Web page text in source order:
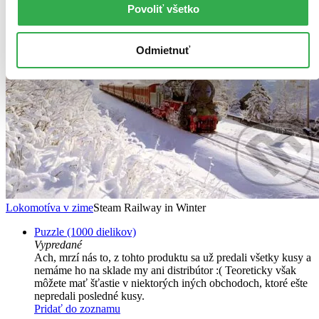
Povoliť všetko
Odmietnuť
Lokomotíva v zimeSteam Railway in Winter
Puzzle (1000 dielikov)
Vypredané
Ach, mrzí nás to, z tohto produktu sa už predali všetky kusy a
nemáme ho na sklade my ani distribútor :( Teoreticky však
môžete mať šťastie v niektorých iných obchodoch, ktoré ešte
nepredali posledné kusy.
Pridať do zoznamu